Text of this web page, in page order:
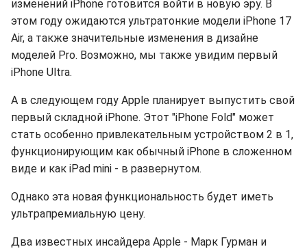
изменений iPhone готовится войти в новую эру. В
этом году ожидаются ультратонкие модели iPhone 17
Air, а также значительные изменения в дизайне
моделей Pro. Возможно, мы также увидим первый
iPhone Ultra.
А в следующем году Apple планирует выпустить свой
первый складной iPhone. Этот "iPhone Fold" может
стать особенно привлекательным устройством 2 в 1,
функционирующим как обычный iPhone в сложенном
виде и как iPad mini - в развернутом.
Однако эта новая функциональность будет иметь
ультрапремиальную цену.
Два известных инсайдера Apple - Марк Гурман и